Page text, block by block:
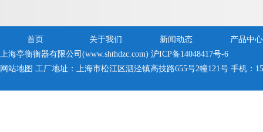
首页 关于我们 新闻动态
产品中心
上海亭衡衡器有限公司(www.shthdzc.com) 沪ICP备14048417号-6
网站地图 工厂地址：上海市松江区泗泾镇高技路655号2幢121号 手机：